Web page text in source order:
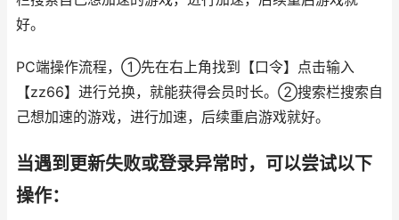
好。
PC端操作流程，①先在右上角找到【口令】点击输入
【zz66】进行兑换，就能获得会员时长。②搜索栏搜索自
己想加速的游戏，进行加速，后续重启游戏就好。
当遇到更新失败或登录异常时，可以尝试以下
操作：